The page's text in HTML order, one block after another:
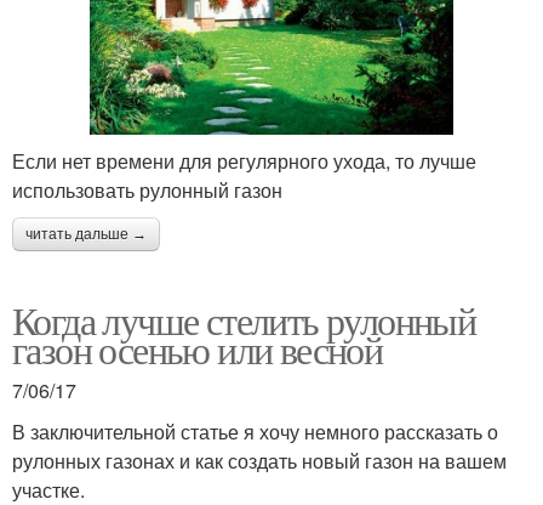
Если нет времени для регулярного ухода, то лучше
использовать рулонный газон
читать дальше →
Когда лучше стелить рулонный
газон осенью или весной
7/06/17
В заключительной статье я хочу немного рассказать о
рулонных газонах и как создать новый газон на вашем
участке.